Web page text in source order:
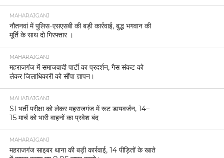
MAHARAJGANJ
नौतनवां में पुलिस-एसएसबी की बड़ी कार्रवाई, बुद्ध भगवान की
मूर्ति के साथ दो गिरफ्तार ।
MAHARAJGANJ
महराजगंज में समाजवादी पार्टी का प्रदर्शन, गैस संकट को
लेकर जिलाधिकारी को सौंपा ज्ञापन।
MAHARAJGANJ
SI भर्ती परीक्षा को लेकर महराजगंज में रूट डायवर्जन, 14–
15 मार्च को भारी वाहनों का प्रवेश बंद
MAHARAJGANJ
महराजगंज साइबर थाना की बड़ी कार्रवाई, 14 पीड़ितों के खाते